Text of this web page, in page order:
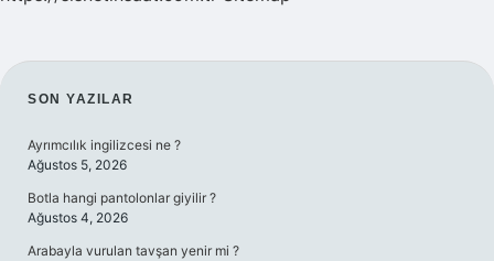
SIDEBAR
SON YAZILAR
Ayrımcılık ingilizcesi ne ?
Ağustos 5, 2026
Botla hangi pantolonlar giyilir ?
Ağustos 4, 2026
Arabayla vurulan tavşan yenir mi ?